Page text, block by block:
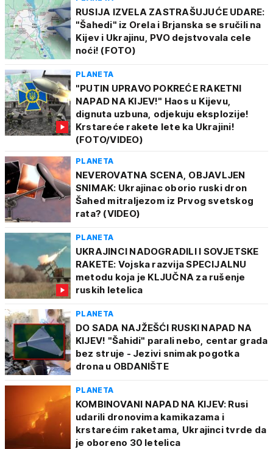
RUSIJA IZVELA ZASTRAŠUJUĆE UDARE:
"Šahedi" iz Orela i Brjanska se sručili na
Kijev i Ukrajinu, PVO dejstvovala cele
noći! (FOTO)
PLANETA
"PUTIN UPRAVO POKREĆE RAKETNI
NAPAD NA KIJEV!" Haos u Kijevu,
dignuta uzbuna, odjekuju eksplozije!
Krstareće rakete lete ka Ukrajini!
(FOTO/VIDEO)
PLANETA
NEVEROVATNA SCENA, OBJAVLJEN
SNIMAK: Ukrajinac oborio ruski dron
Šahed mitraljezom iz Prvog svetskog
rata? (VIDEO)
PLANETA
UKRAJINCI NADOGRADILI I SOVJETSKE
RAKETE: Vojska razvija SPECIJALNU
metodu koja je KLJUČNA za rušenje
ruskih letelica
PLANETA
DO SADA NAJŽEŠĆI RUSKI NAPAD NA
KIJEV! "Šahidi" parali nebo, centar grada
bez struje - Jezivi snimak pogotka
drona u OBDANIŠTE
PLANETA
KOMBINOVANI NAPAD NA KIJEV: Rusi
udarili dronovima kamikazama i
krstarećim raketama, Ukrajinci tvrde da
je oboreno 30 letelica